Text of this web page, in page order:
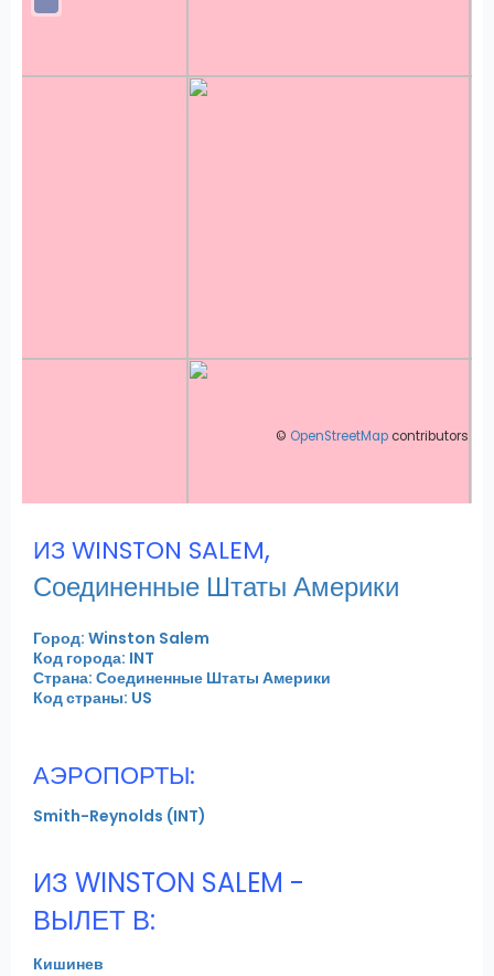
© OpenStreetMap contributors
ИЗ WINSTON SALEM,
Соединенные Штаты Америки
Город: Winston Salem
Код города: INT
Страна: Соединенные Штаты Америки
Код страны: US
АЭРОПОРТЫ:
Smith-Reynolds (INT)
ИЗ WINSTON SALEM -
ВЫЛЕТ В:
Кишинев